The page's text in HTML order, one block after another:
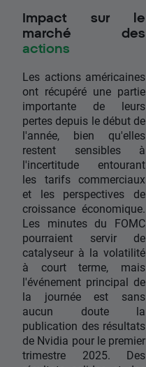
Impact sur le
marché des
actions
Les actions américaines
ont récupéré une partie
importante de leurs
pertes depuis le début de
l'année, bien qu'elles
restent sensibles à
l'incertitude entourant
les tarifs commerciaux
et les perspectives de
croissance économique.
Les minutes du FOMC
pourraient servir de
catalyseur à la volatilité
à court terme, mais
l'événement principal de
la journée est sans
aucun doute la
publication des résultats
de Nvidia pour le premier
trimestre 2025. Des